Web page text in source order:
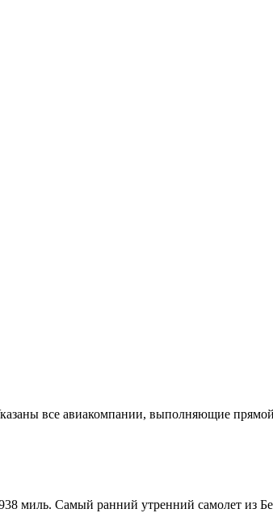
все авиакомпании, выполняющие
миль. Самый ранний утренний самолет из